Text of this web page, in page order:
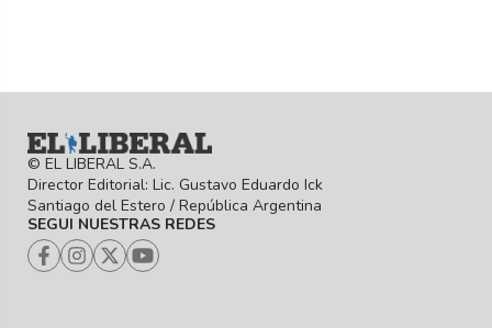
© EL LIBERAL S.A.
Director Editorial: Lic. Gustavo Eduardo Ick
Santiago del Estero / República Argentina
SEGUI NUESTRAS REDES